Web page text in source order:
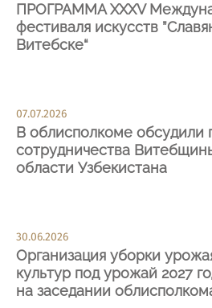
ПРОГРАММА XXXV
фестиваля искусств
Витебске“
07.07.2026
В облисполкоме обсудили
сотрудничества
области Узбекистана
30.06.2026
Организация уборки
культур под урожай 2027
на заседании